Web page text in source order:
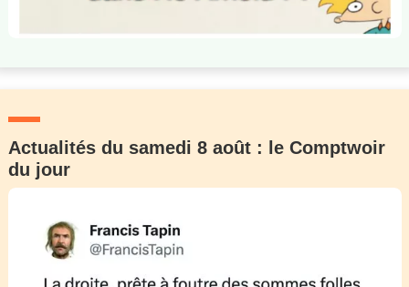
Actualités du samedi 8 août : le Comptwoir
du jour